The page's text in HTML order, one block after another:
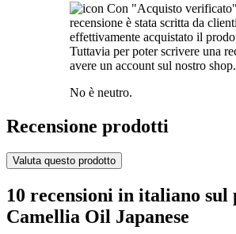
Con "Acquisto
recensione è stata scritta da
effettivamente acquistato il
Tuttavia per poter scrivere una
avere un account sul nostro shop.
No è neutro.
Recensione prodotti
Valuta questo prodotto
10 recensioni in italiano
Camellia Oil Japanese